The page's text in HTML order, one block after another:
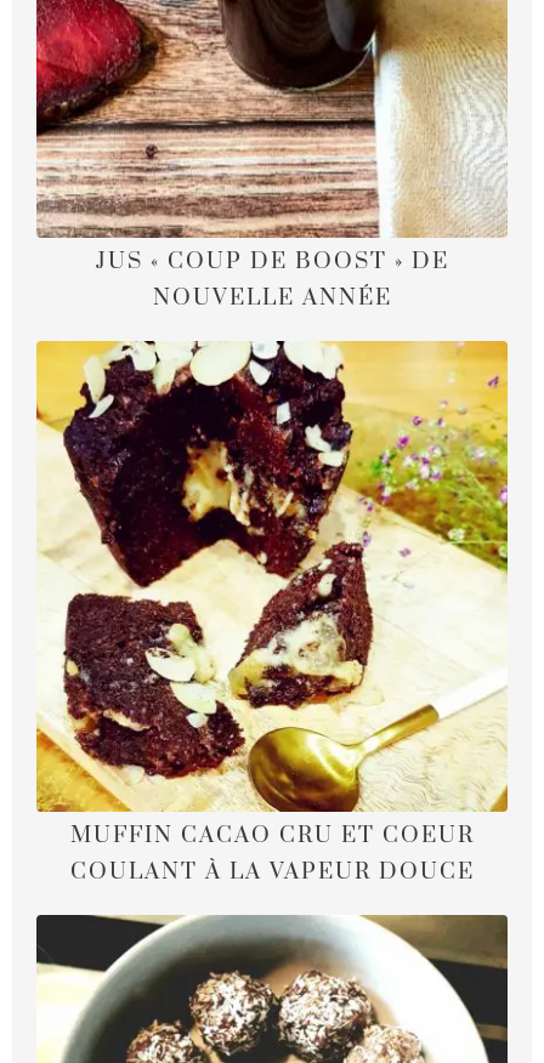
JUS « COUP DE BOOST » DE
NOUVELLE ANNÉE
MUFFIN CACAO CRU ET COEUR
COULANT À LA VAPEUR DOUCE